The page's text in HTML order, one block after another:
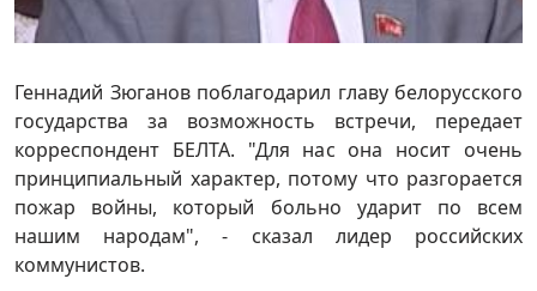
Геннадий Зюганов поблагодарил главу белорусского
государства за возможность встречи, передает
корреспондент БЕЛТА. "Для нас она носит очень
принципиальный характер, потому что разгорается
пожар войны, который больно ударит по всем
нашим народам", - сказал лидер российских
коммунистов.